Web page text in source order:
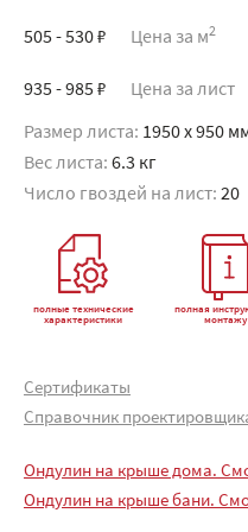
505 - 530 ₽ Цена за м2
935 - 985 ₽ Цена за лист
Размер листа: 1950 x 950
Вес листа: 6.3 кг
Число гвоздей на лист: 20
полные технические
характеристики
полная
монтажу
Сертификаты
Справочник
Ондулин на крыше дома.
Ондулин на крыше бани.